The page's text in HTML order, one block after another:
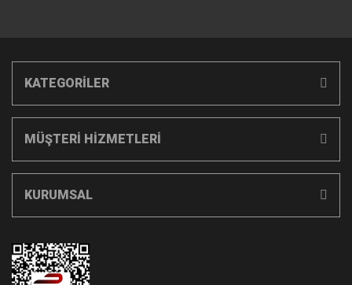
KATEGORİLER
MÜŞTERİ HİZMETLERİ
KURUMSAL